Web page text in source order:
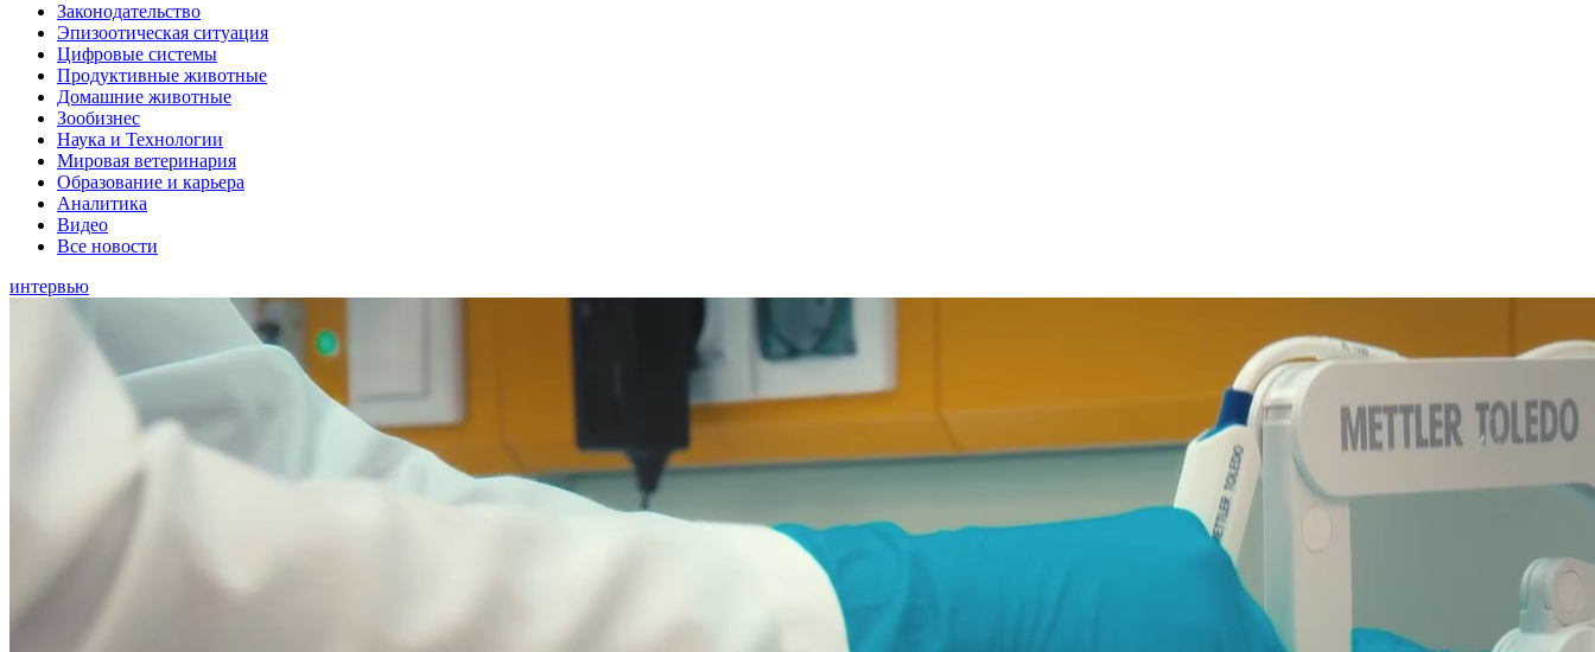
Законодательство
Эпизоотическая ситуация
Цифровые системы
Продуктивные животные
Домашние животные
Зообизнес
Наука и Технологии
Мировая ветеринария
Образование и карьера
Аналитика
Видео
Все новости
интервью